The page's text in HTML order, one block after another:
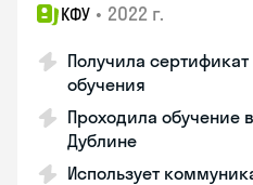
КФУ • 2022 г.
Получила сертификат
обучения
Проходила обучение
Дублине
Использует